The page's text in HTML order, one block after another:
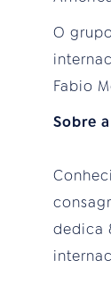
O
Fabio
Sobre
dedica